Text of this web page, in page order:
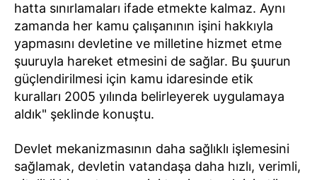
hatta sınırlamaları ifade etmekte kalmaz. Aynı
zamanda her kamu çalışanının işini hakkıyla
yapmasını devletine ve milletine hizmet etme
şuuruyla hareket etmesini de sağlar. Bu şuurun
güçlendirilmesi için kamu idaresinde etik
kuralları 2005 yılında belirleyerek uygulamaya
aldık" şeklinde konuştu.
Devlet mekanizmasının daha sağlıklı işlemesini
sağlamak, devletin vatandaşa daha hızlı, verimli,